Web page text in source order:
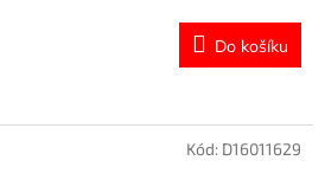
Do košíku
Kód: D16011629